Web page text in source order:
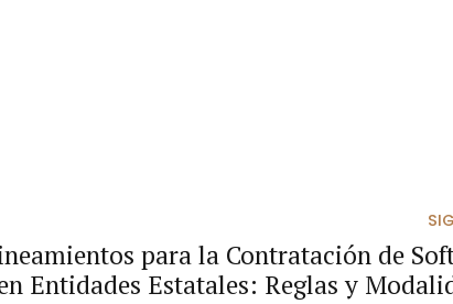
para la Contratación de
Entidades Estatales: Reglas y